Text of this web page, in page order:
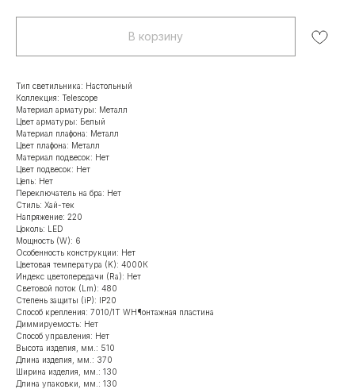
В корзину
Тип светильника: Настольный
Коллекция: Telescope
Материал арматуры: Металл
Цвет арматуры: Белый
Материал плафона: Металл
Цвет плафона: Металл
Материал подвесок: Нет
Цвет подвесок: Нет
Цепь: Нет
Переключатель на бра: Нет
Стиль: Хай-тек
Напряжение: 220
Цоколь: LED
Мощность (W): 6
Особенность конструкции: Нет
Цветовая температура (K): 4000К
Индекс цветопередачи (Ra): Нет
Световой поток (Lm): 480
Степень защиты (iP): IP20
Способ крепления: 7010/1T WH¶онтажная пластина
Диммируемость: Нет
Способ управления: Нет
Высота изделия, мм.: 510
Длина изделия, мм.: 370
Ширина изделия, мм.: 130
Длина упаковки, мм.: 130